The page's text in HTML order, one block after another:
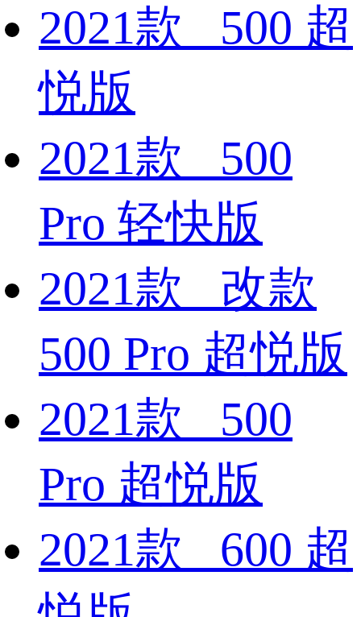
2021款 500 超
悦版
2021款 500
Pro 轻快版
2021款 改款
500 Pro 超悦版
2021款 500
Pro 超悦版
2021款 600 超